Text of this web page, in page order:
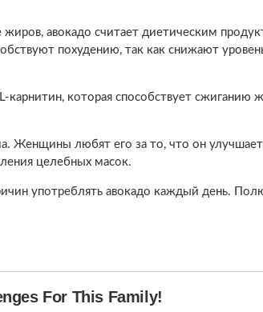
авокадо считает диетическим
похудению, так как снижают
карнитин, которая способствует сжиганию
Женщины любят его за то, что он
целебных масок.
употреблять авокадо каждый день.